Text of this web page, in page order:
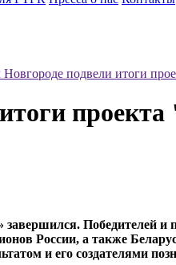
подвели итоги
Победителей
России, а также
и его создателями